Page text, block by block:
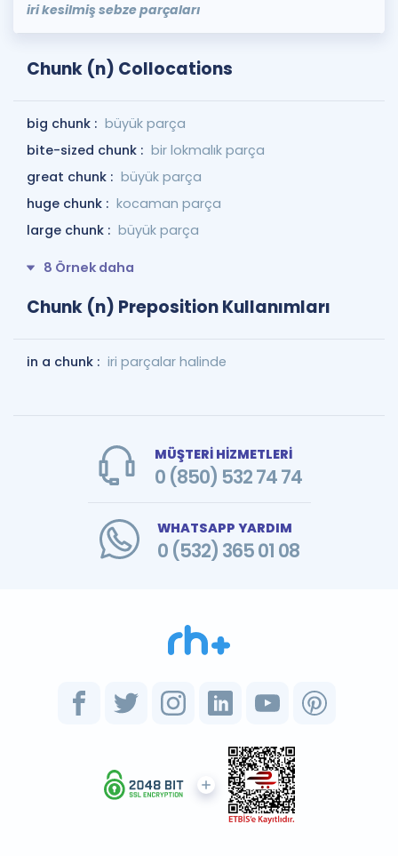
iri kesilmiş sebze parçaları
Chunk (n) Collocations
big chunk : büyük parça
bite-sized chunk : bir lokmalık parça
great chunk : büyük parça
huge chunk : kocaman parça
large chunk : büyük parça
8 Örnek daha
Chunk (n) Preposition Kullanımları
in a chunk : iri parçalar halinde
MÜŞTERİ HİZMETLERİ
0 (850) 532 74 74
WHATSAPP YARDIM
0 (532) 365 01 08